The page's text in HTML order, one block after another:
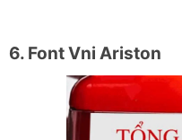
6. Font Vni Ariston